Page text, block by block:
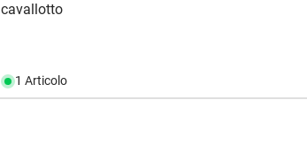
cavallotto
1 Articolo